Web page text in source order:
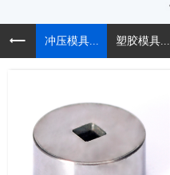
冲压模具... 塑胶模具...